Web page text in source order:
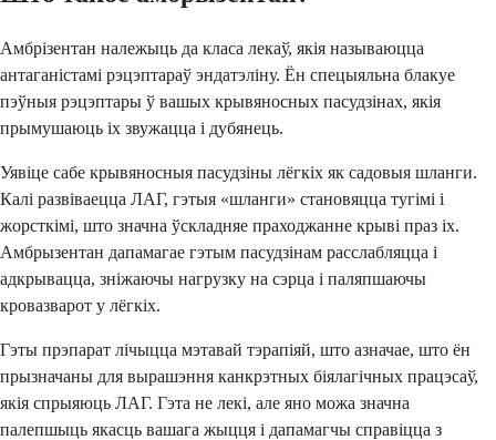
Амбрізентан належыць да класа лекаў, якія называюцца
антаганістамі рэцэптараў эндатэліну. Ён спецыяльна блакуе
пэўныя рэцэптары ў вашых крывяносных пасудзінах, якія
прымушаюць іх звужацца і дубянець.
Уявіце сабе крывяносныя пасудзіны лёгкіх як садовыя шланги.
Калі развіваецца ЛАГ, гэтыя «шланги» становяцца тугімі і
жорсткімі, што значна ўскладняе праходжанне крыві праз іх.
Амбрызентан дапамагае гэтым пасудзінам расслабляцца і
адкрывацца, зніжаючы нагрузку на сэрца і паляпшаючы
кровазварот у лёгкіх.
Гэты прэпарат лічыцца мэтавай тэрапіяй, што азначае, што ён
прызначаны для вырашэння канкрэтных біялагічных працэсаў,
якія спрыяюць ЛАГ. Гэта не лекі, але яно можа значна
палепшыць якасць вашага жыцця і дапамагчы справіцца з